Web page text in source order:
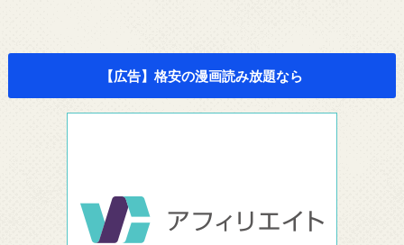
【広告】格安の漫画読み放題なら